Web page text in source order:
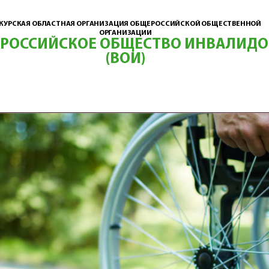
ОБЛАСТНАЯ ОРГАНИЗАЦИЯ ОБЩЕРОССИЙСКОЙ ОБЩЕСТВЕННОЙ
ОРГАНИЗАЦИИ
ОБЩЕСТВО
(ВОИ)